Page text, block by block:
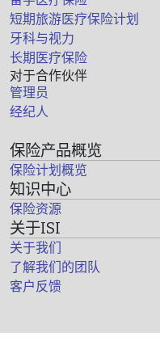
短期旅游医疗保险计划
牙科与视力
长期医疗保险
对于合作伙伴
管理员
经纪人
保险产品概览
保险计划概览
知识中心
保险资源
关于ISI
关于我们
了解我们的团队
客户反馈